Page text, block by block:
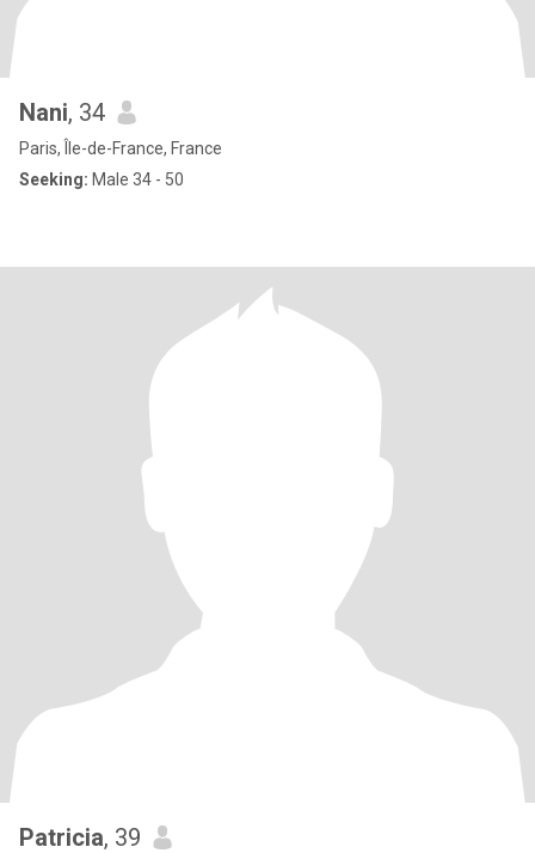
Nani, 34
Paris, Île-de-France, France
Seeking: Male 34 - 50
Patricia, 39